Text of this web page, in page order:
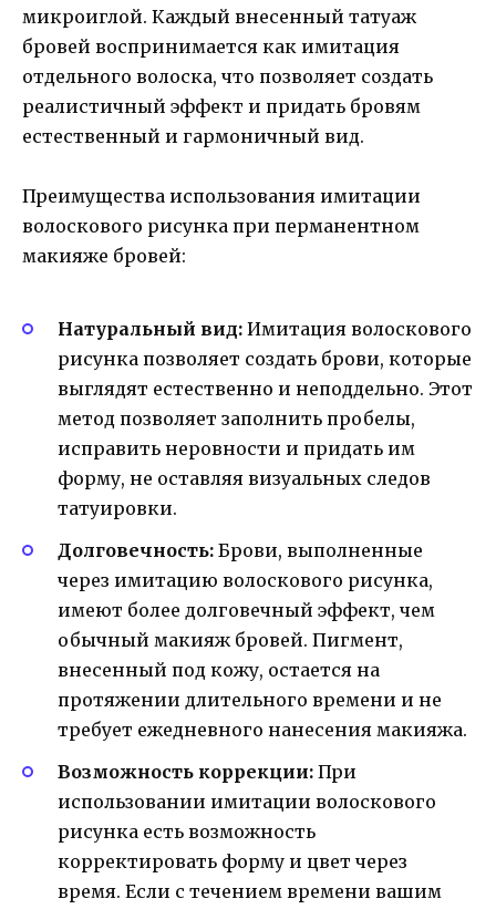
микроиглой. Каждый внесенный татуаж
бровей воспринимается как имитация
отдельного волоска, что позволяет создать
реалистичный эффект и придать бровям
естественный и гармоничный вид.
Преимущества использования имитации
волоскового рисунка при перманентном
макияже бровей:
Натуральный вид: Имитация волоскового
рисунка позволяет создать брови, которые
выглядят естественно и неподдельно. Этот
метод позволяет заполнить пробелы,
исправить неровности и придать им
форму, не оставляя визуальных следов
татуировки.
Долговечность: Брови, выполненные
через имитацию волоскового рисунка,
имеют более долговечный эффект, чем
обычный макияж бровей. Пигмент,
внесенный под кожу, остается на
протяжении длительного времени и не
требует ежедневного нанесения макияжа.
Возможность коррекции: При
использовании имитации волоскового
рисунка есть возможность
корректировать форму и цвет через
время. Если с течением времени вашим